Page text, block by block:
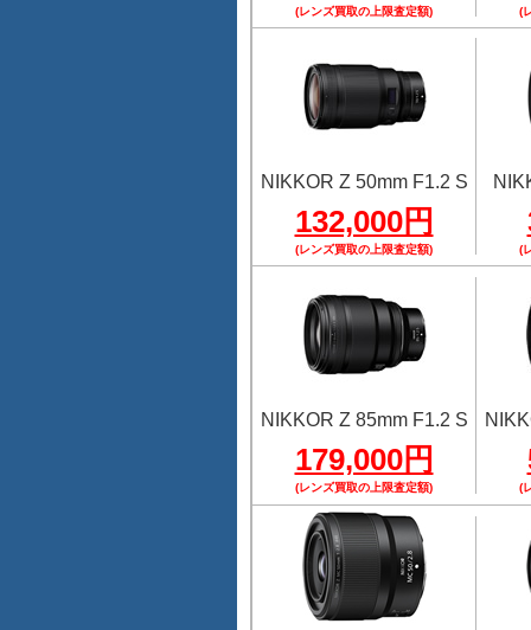
(レンズ買取の上限査定額) (
NIKKOR Z 50mm F1.2 S
132,000円
(レンズ買取の上限査定額) (
NIKKOR Z 85mm F1.2 S
179,000円
(レンズ買取の上限査定額) (